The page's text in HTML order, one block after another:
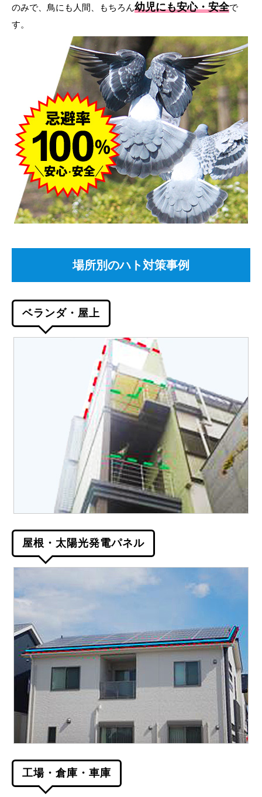
のみで、鳥にも人間、もちろん幼児にも安心・安全で
す。
場所別のハト対策事例
ベランダ・屋上
屋根・太陽光発電パネル
工場・倉庫・車庫